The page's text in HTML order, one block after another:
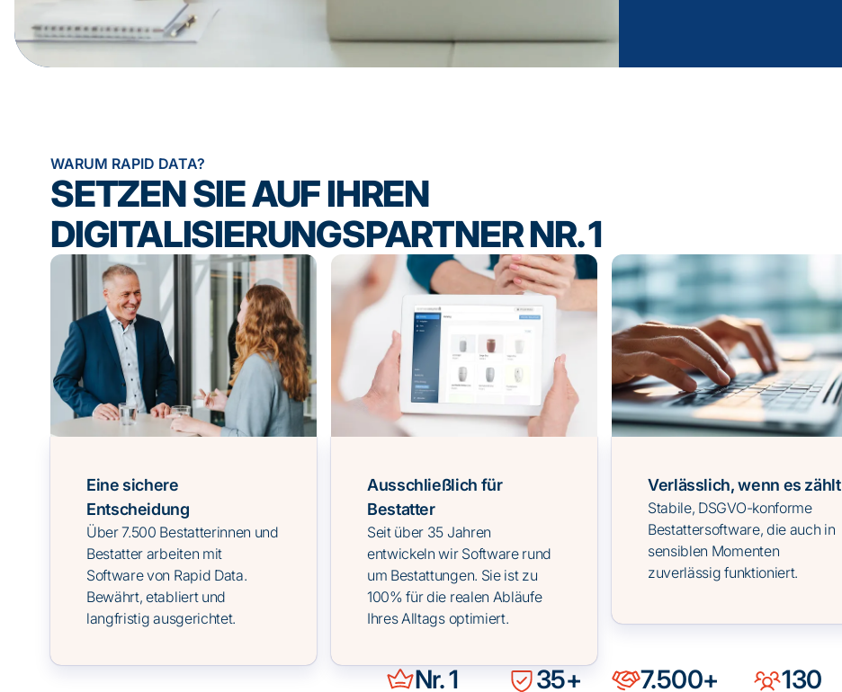
WARUM RAPID DATA?
SETZEN SIE AUF IHREN
DIGITALISIERUNGSPARTNER NR. 1
Eine sichere
Entscheidung
Über 7.500 Bestatterinnen und
Bestatter arbeiten mit
Software von Rapid Data.
Bewährt, etabliert und
langfristig ausgerichtet.
Ausschließlich für
Bestatter
Seit über 35 Jahren
entwickeln wir Software rund
um Bestattungen. Sie ist zu
100% für die realen Abläufe
Ihres Alltags optimiert.
Verlässlich, wenn es zählt
Stabile, DSGVO-konforme
Bestattersoftware, die auch in
sensiblen Momenten
zuverlässig funktioniert.
Nr. 1 35+ 7.500+ 130